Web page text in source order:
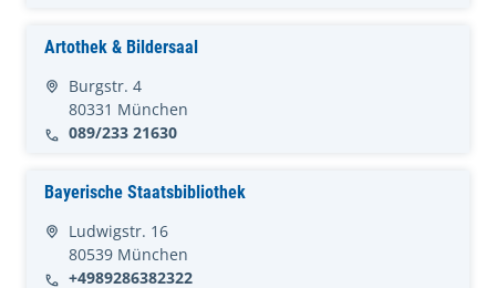
Artothek & Bildersaal
Burgstr. 4
80331 München
089/233 21630
Bayerische Staatsbibliothek
Ludwigstr. 16
80539 München
+4989286382322